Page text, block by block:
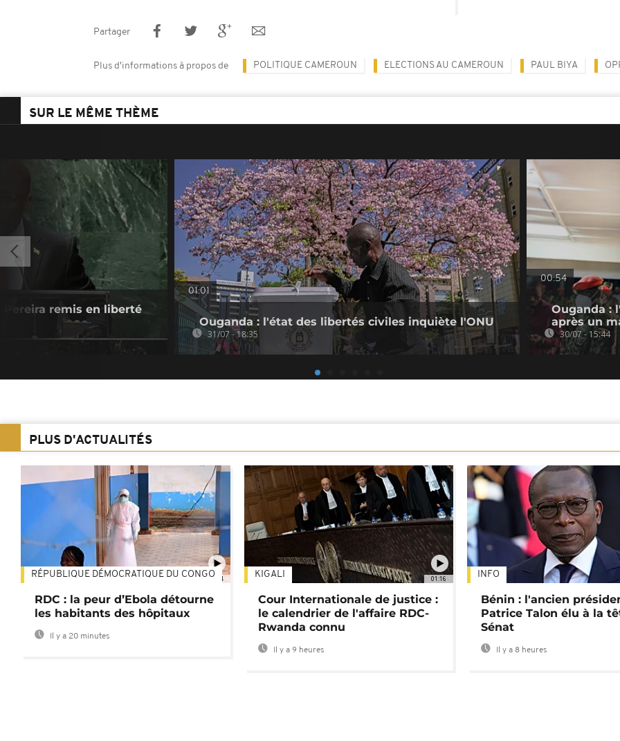
Partager
Plus d'informations à propos de POLITIQUE CAMEROUN ELECTIONS AU CAMEROUN PAUL BIYA
SUR LE MÊME THÈME
Pereira remis en liberté
01:01
Ouganda : l'état des libertés civiles inquiète l'ONU
31/07 - 18:35
00:54
Ouganda :
après un
30/07 - 15:44
PLUS D'ACTUALITÉS
01:34
RÉPUBLIQUE DÉMOCRATIQUE DU CONGO
RDC : la peur d’Ebola détourne
les habitants des hôpitaux
Il y a 20 minutes
01:16
KIGALI
Cour Internationale de justice :
le calendrier de l'affaire RDC-
Rwanda connu
Il y a 9 heures
INFO
Bénin : l'ancien
Patrice Talon élu à la
Sénat
Il y a 8 heures